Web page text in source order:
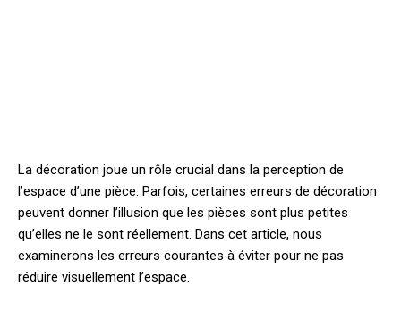
La décoration joue un rôle crucial dans la perception de
l’espace d’une pièce. Parfois, certaines erreurs de décoration
peuvent donner l’illusion que les pièces sont plus petites
qu’elles ne le sont réellement. Dans cet article, nous
examinerons les erreurs courantes à éviter pour ne pas
réduire visuellement l’espace.